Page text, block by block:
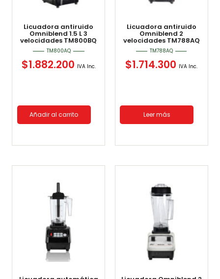
Licuadora antiruido
Omniblend 1.5 L 3
velocidades TM800BQ
TM800AQ
$1.882.200 IVA Inc.
Añadir al carrito
Licuadora antiruido
Omniblend 2
velocidades TM788AQ
TM788AQ
$1.714.300 IVA Inc.
Leer más